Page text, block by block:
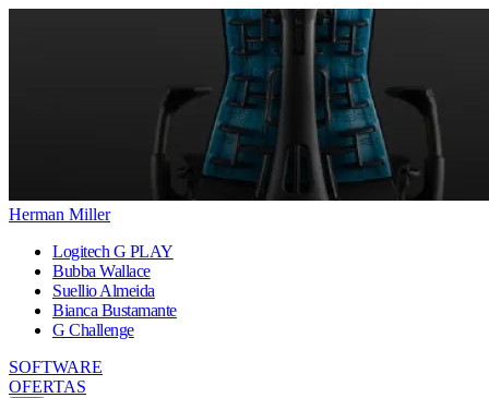
Herman Miller
Logitech G PLAY
Bubba Wallace
Suellio Almeida
Bianca Bustamante
G Challenge
SOFTWARE
OFERTAS